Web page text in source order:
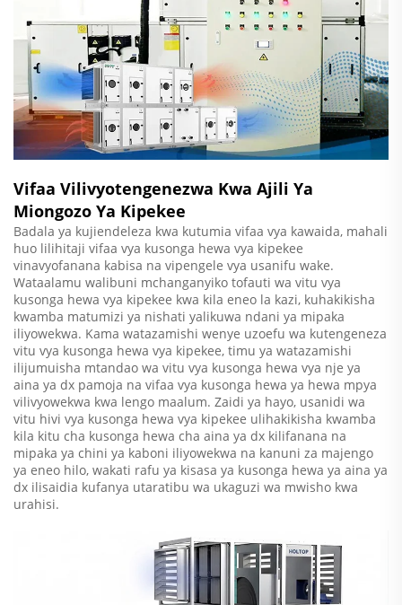
Vifaa Vilivyotengenezwa Kwa Ajili Ya
Miongozo Ya Kipekee
Badala ya kujiendeleza kwa kutumia vifaa vya kawaida, mahali
huo lilihitaji vifaa vya kusonga hewa vya kipekee
vinavyofanana kabisa na vipengele vya usanifu wake.
Wataalamu walibuni mchanganyiko tofauti wa vitu vya
kusonga hewa vya kipekee kwa kila eneo la kazi, kuhakikisha
kwamba matumizi ya nishati yalikuwa ndani ya mipaka
iliyowekwa. Kama watazamishi wenye uzoefu wa kutengeneza
vitu vya kusonga hewa vya kipekee, timu ya watazamishi
ilijumuisha mtandao wa vitu vya kusonga hewa vya nje ya
aina ya dx pamoja na vifaa vya kusonga hewa ya hewa mpya
vilivyowekwa kwa lengo maalum. Zaidi ya hayo, usanidi wa
vitu hivi vya kusonga hewa vya kipekee ulihakikisha kwamba
kila kitu cha kusonga hewa cha aina ya dx kilifanana na
mipaka ya chini ya kaboni iliyowekwa na kanuni za majengo
ya eneo hilo, wakati rafu ya kisasa ya kusonga hewa ya aina ya
dx ilisaidia kufanya utaratibu wa ukaguzi wa mwisho kwa
urahisi.